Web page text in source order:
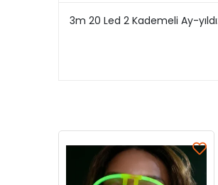
3m 20 Led 2 Kademeli Ay-